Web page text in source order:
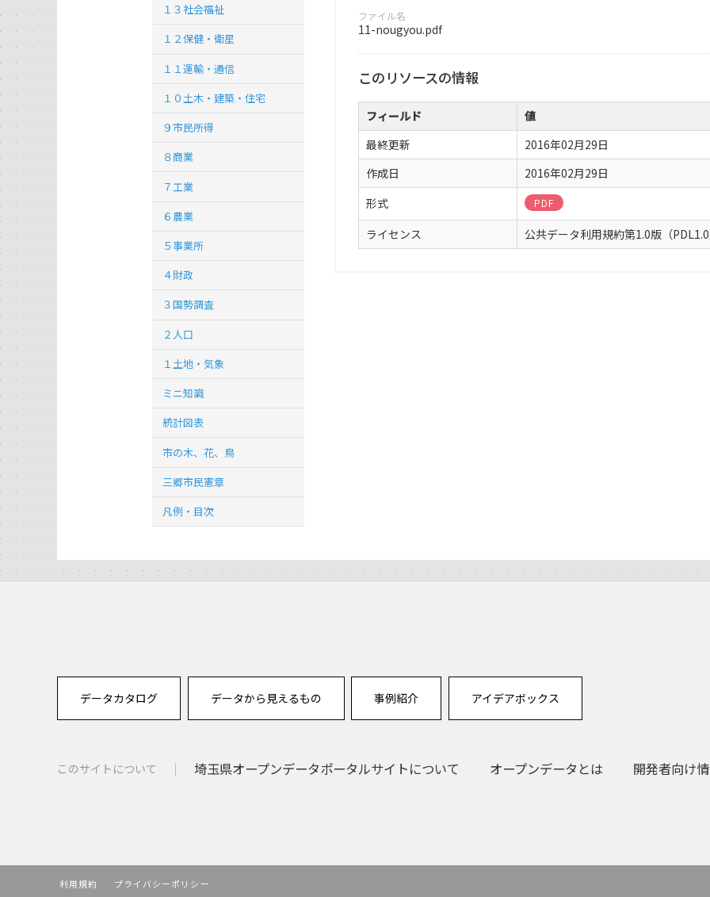
ファイル名
11-nougyou.pdf
このリソースの情報
フィールド
値
最終更新
2016年02月29日
作成日
2016年02月29日
形式
PDF
ライセンス 公共データ利用規約第1.0版（
１３社会福祉
１２保健・衛星
１１運輸・通信
１０土木・建築・住宅
９市民所得
８商業
７工業
６農業
５事業所
４財政
３国勢調査
２人口
１土地・気象
ミニ知識
統計図表
市の木、花、鳥
三郷市民憲章
凡例・目次
データカタログ データから見えるもの 事例紹介 アイデアボックス
このサイトについて 埼玉県オープンデータポータルサイトについて オープンデータとは 開発者向け
利用規約 プライバシーポリシー